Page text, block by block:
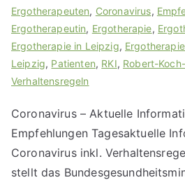
Ergotherapeuten, Coronavirus,
Ergotherapeutin, Ergotherapie,
Ergotherapie in Leipzig,
Leipzig, Patienten, RKI, Robert-
Verhaltensregeln
Coronavirus – Aktuelle
Empfehlungen Tagesaktuelle
Coronavirus inkl.
stellt das